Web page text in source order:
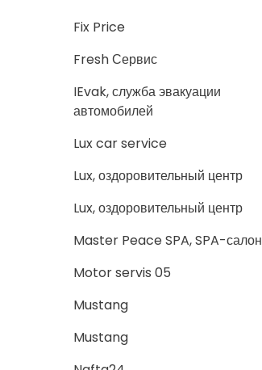
Fix Price
Fresh Сервис
IEvak, служба эвакуации
автомобилей
Lux car service
Lux, оздоровительный центр
Lux, оздоровительный центр
Master Peace SPA, SPA-салон
Motor servis 05
Mustang
Mustang